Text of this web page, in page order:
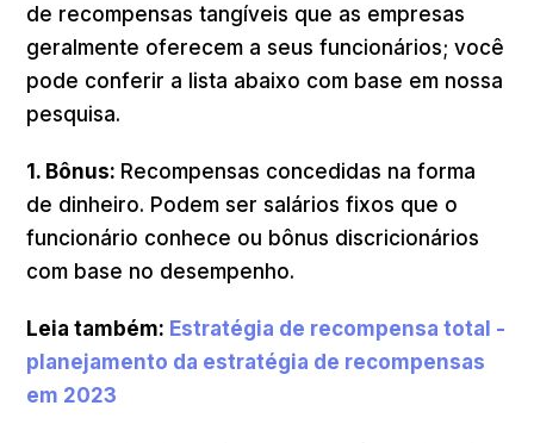
de recompensas tangíveis que as empresas
geralmente oferecem a seus funcionários; você
pode conferir a lista abaixo com base em nossa
pesquisa.
1. Bônus: Recompensas concedidas na forma
de dinheiro. Podem ser salários fixos que o
funcionário conhece ou bônus discricionários
com base no desempenho.
Leia também: Estratégia de recompensa total -
planejamento da estratégia de recompensas
em 2023